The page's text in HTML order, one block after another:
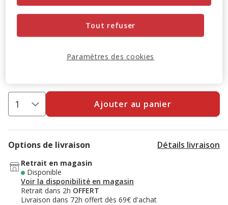
Promotion disponible
SUPER LOTS : 3 achetés = le 4ème offert à
sélection de produits.Retrouvez la sélection
Ajouter au panier
Options de livraison Détails livraison
Retrait en magasin
Disponible
Voir la disponibilité en magasin
Retrait dans 2h OFFERT
Livraison dans 72h offert dès 69€ d'achat
Tout refuser
Paramètres des cookies